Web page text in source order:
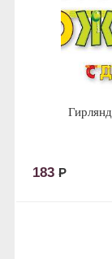
183 Р